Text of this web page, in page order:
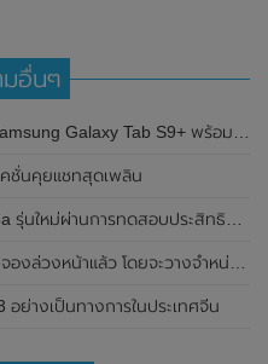
อื่นๆ
S9+ พร้อมเผยรายละเอียดสเปกที่สำคัญบางส่วน
ชั่นคุยแชทสุดเพลิน
น Geekbench แล้ว พร้อมเผยรายละเอียดสเปกที่สำคัญบางส่วน
นวันที่ 10 กันยายน 2020 นี้ ราคาเริ่มต้นที่ 1,399 ดอลลาร์สหรัฐฯ
ย่างเป็นทางการในประเทศจีน